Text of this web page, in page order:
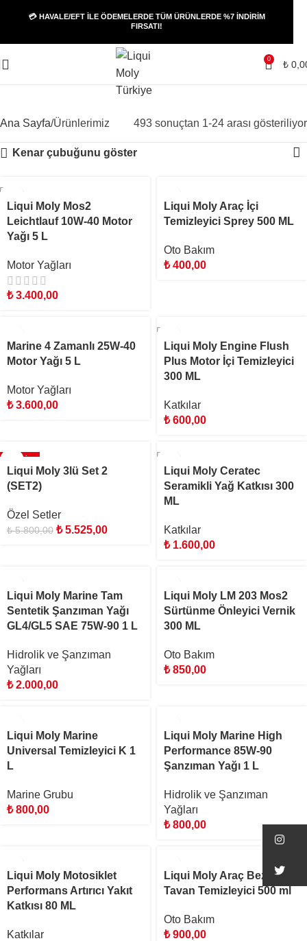
0 ₺
Ürünlerimiz
Ana Sayfa Ürünlerimiz 493 sonuçtan 1-24 arası gösteriliyor
Kenar çubuğunu göster
Liqui Moly Mos2
Leichtlauf 10W-40 Motor
Yağı 5 L
Motor Yağları
₺3.400,00
Liqui Moly Araç İçi
Temizleyici Sprey 500 ML
Oto Bakım
₺400,00
Marine 4 Zamanlı 25W-40
Motor Yağı 5 L
Motor Yağları
₺3.600,00
Liqui Moly Engine Flush
Plus Motor İçi Temizleyici
300 ML
Katkılar
₺600,00
İNDIRIM
Liqui Moly 3lü Set 2
(SET2)
Özel Setler
₺5.800,00 ₺5.525,00
Liqui Moly Ceratec
Seramikli Yağ Katkısı 300
ML
Katkılar
₺1.600,00
Liqui Moly Marine Tam
Sentetik Şanzıman Yağı
GL4/GL5 SAE 75W-90 1 L
Hidrolik ve Şanzıman
Yağları
₺2.000,00
Liqui Moly LM 203 Mos2
Sürtünme Önleyici Vernik
300 ML
Oto Bakım
₺850,00
Liqui Moly Marine
Universal Temizleyici K 1
L
Marine Grubu
₺800,00
Liqui Moly Marine High
Performance 85W-90
Şanzıman Yağı 1 L
Hidrolik ve Şanzıman
Yağları
₺800,00
Liqui Moly Motosiklet
Performans Artırıcı Yakıt
Katkısı 80 ML
Katkılar
Liqui Moly Araç Bez-
Tavan Temizleyici 500 ml
Oto Bakım
₺900,00
💳 HAVALE/EFT İLE ÖDEMELERDE TÜM ÜRÜNLERDE %7 İNDİRİM
FIRSATI!